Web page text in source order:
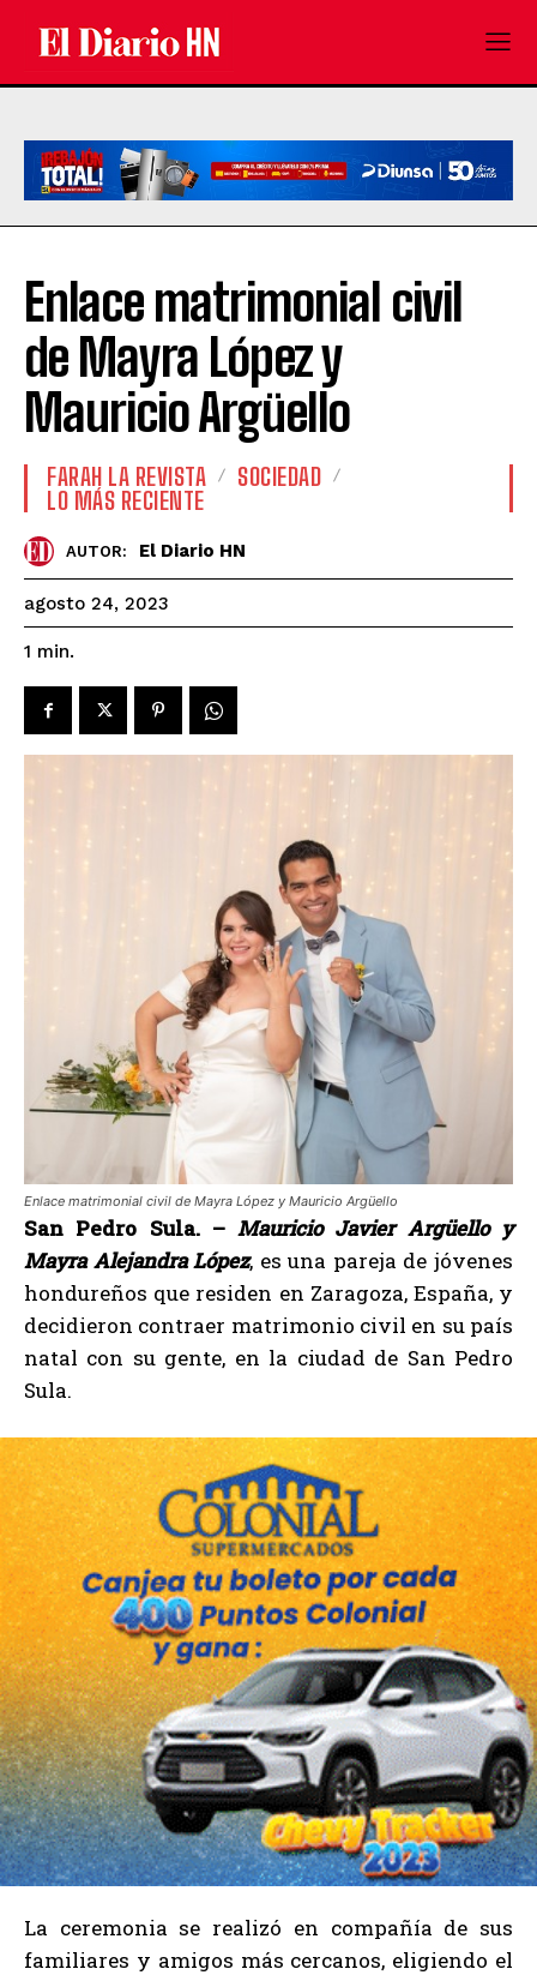
Enlace matrimonial civil
de Mayra López y
Mauricio Argüello
FARAH LA REVISTA
SOCIEDAD
LO MÁS RECIENTE
AUTOR: El Diario HN
agosto 24, 2023
1 min.
Enlace matrimonial civil de Mayra López y Mauricio Argüello
San Pedro Sula. – Mauricio Javier Argüello y
Mayra Alejandra López, es una pareja de jóvenes
hondureños que residen en Zaragoza, España, y
decidieron contraer matrimonio civil en su país
natal con su gente, en la ciudad de San Pedro
Sula.
La ceremonia se realizó en compañía de sus
familiares y amigos más cercanos, eligiendo el